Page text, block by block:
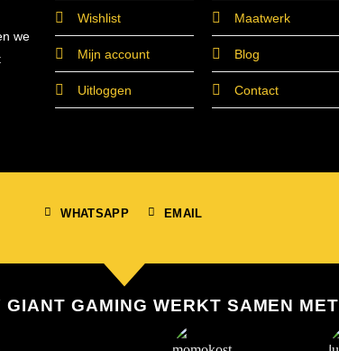
we
Wishlist
Mijn account
Uitloggen
Maatwerk
Blog
Contact
WHATSAPP EMAIL
GIANT GAMING WERKT SAMEN MET